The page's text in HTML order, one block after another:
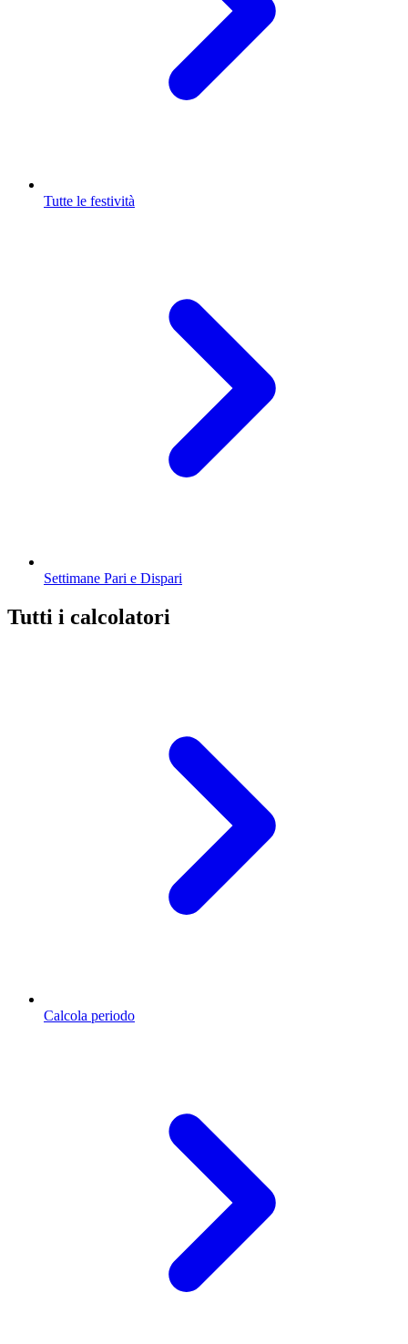
Tutte le festività
Settimane Pari e Dispari
Tutti i calcolatori
Calcola periodo